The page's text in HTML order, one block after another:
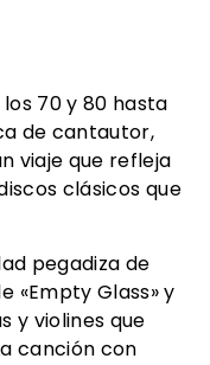
70 y 80 hasta
de cantautor,
viaje que refleja
clásicos que
pegadiza de
«Empty Glass» y
y violines que
canción con